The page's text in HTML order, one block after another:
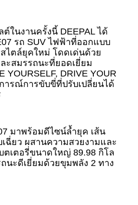
ต์ในงานครั้งนี้ DEEPAL ได้
รถ SUV ไฟฟ้าที่ออกแบบ
ไตล์ยุคใหม่ โดดเด่นด้วย
ะสมรรถนะที่ยอดเยี่ยม
YOURSELF, DRIVE YOUR
ารณ์การขับขี่ที่ปรับเปลี่ยนได้
มาพร้อมดีไซน์ล้ำยุค เส้น
ฉี่ยว ผสานความสวยงามและ
ตเตอรี่ขนาดใหญ่ 89.98 กิโล
นะดีเยี่ยมด้วยขุมพลัง 2 ทาง